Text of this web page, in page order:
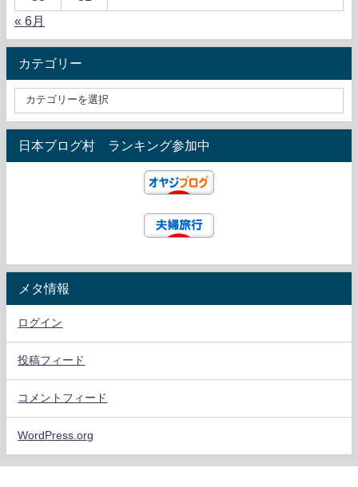
« 6月
カテゴリー
日本ブログ村 ランキング参加中
メタ情報
ログイン
投稿フィード
コメントフィード
WordPress.org